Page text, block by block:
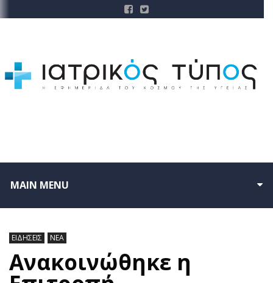
MAIN MENU
ΕΙΔΗΣΕΙΣ ΝΕΑ
Ανακοινώθηκε η